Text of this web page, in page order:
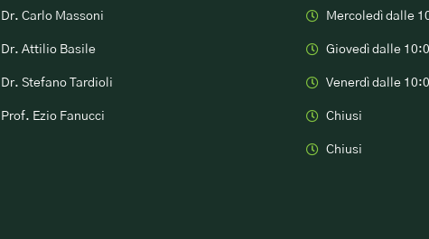
Dr. Carlo Massoni
Dr. Attilio Basile
Dr. Stefano Tardioli
Prof. Ezio Fanucci
Mercoledì dalle
Giovedì dalle
Venerdì dalle
Chiusi
Chiusi